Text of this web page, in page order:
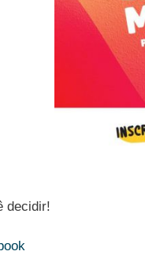
decidir!